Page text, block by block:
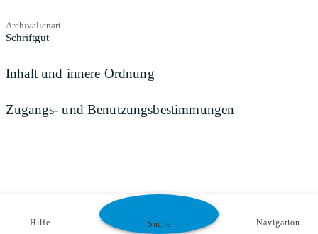
Archivalienart
Schriftgut
Inhalt und innere Ordnung
Zugangs- und Benutzungsbestimmungen
Hilfe Suche Navigation